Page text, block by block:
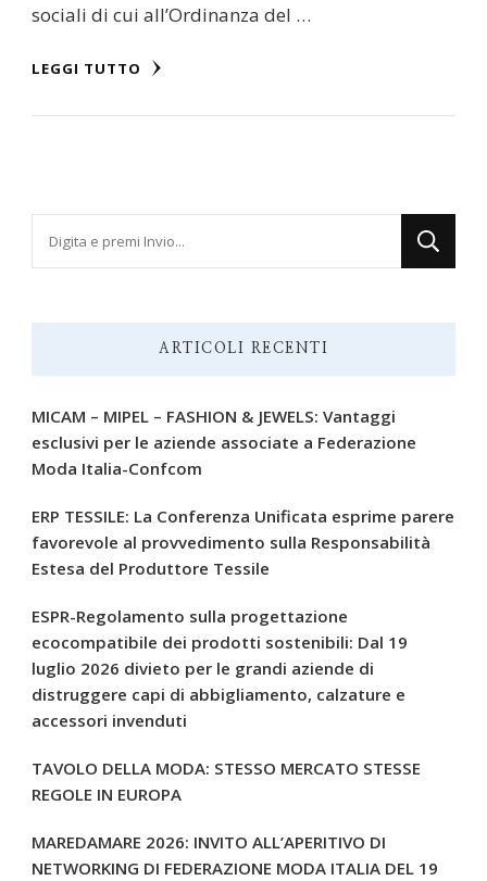
sociali di cui all’Ordinanza del …
LEGGI TUTTO
ARTICOLI RECENTI
MICAM – MIPEL – FASHION & JEWELS: Vantaggi
esclusivi per le aziende associate a Federazione
Moda Italia-Confcom
ERP TESSILE: La Conferenza Unificata esprime parere
favorevole al provvedimento sulla Responsabilità
Estesa del Produttore Tessile
ESPR-Regolamento sulla progettazione
ecocompatibile dei prodotti sostenibili: Dal 19
luglio 2026 divieto per le grandi aziende di
distruggere capi di abbigliamento, calzature e
accessori invenduti
TAVOLO DELLA MODA: STESSO MERCATO STESSE
REGOLE IN EUROPA
MAREDAMARE 2026: INVITO ALL’APERITIVO DI
NETWORKING DI FEDERAZIONE MODA ITALIA DEL 19